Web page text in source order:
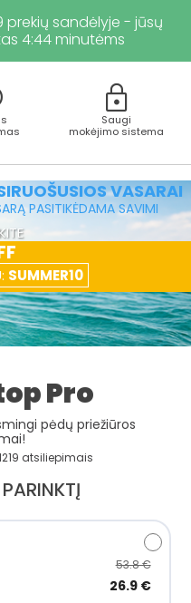
prekių sandėlyje - jūsų
4:43minutėms
Saugi
mokėjimo sistema
lock
VASARAI
PASITIKĖDAMA SAVIMI
SUMMER10
Pro
pėdų priežiūros
atsiliepimais
53.8 €
26.9 €